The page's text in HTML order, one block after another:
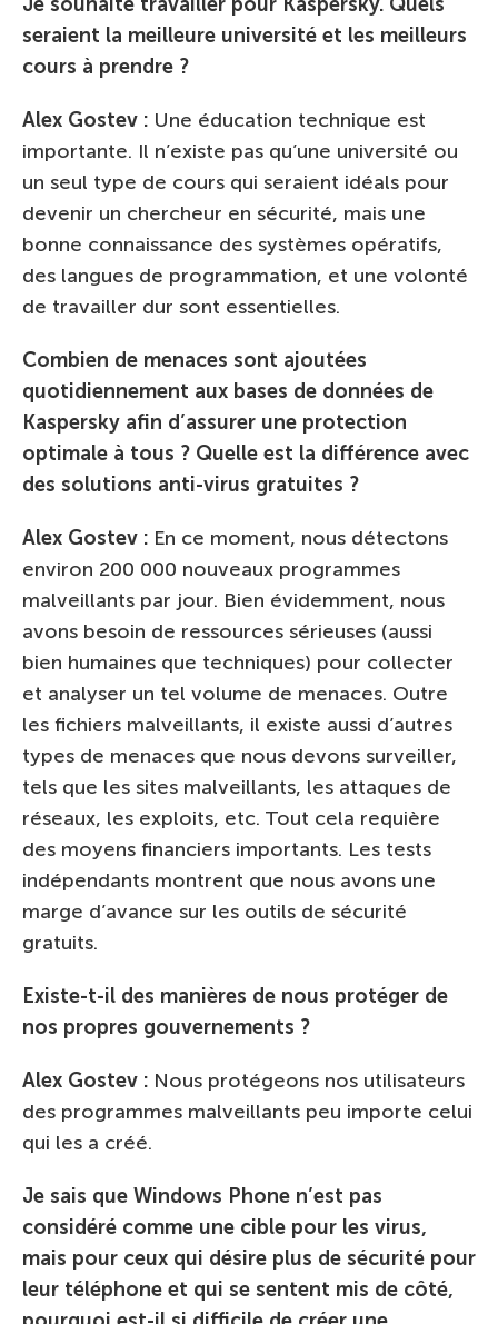
seraient la meilleure université et les meilleurs
cours à prendre ?
Alex Gostev : Une éducation technique est
importante. Il n’existe pas qu’une université ou
un seul type de cours qui seraient idéals pour
devenir un chercheur en sécurité, mais une
bonne connaissance des systèmes opératifs,
des langues de programmation, et une volonté
de travailler dur sont essentielles.
Combien de menaces sont ajoutées
quotidiennement aux bases de données de
Kaspersky afin d’assurer une protection
optimale à tous ? Quelle est la différence avec
des solutions anti-virus gratuites ?
Alex Gostev : En ce moment, nous détectons
environ 200 000 nouveaux programmes
malveillants par jour. Bien évidemment, nous
avons besoin de ressources sérieuses (aussi
bien humaines que techniques) pour collecter
et analyser un tel volume de menaces. Outre
les fichiers malveillants, il existe aussi d’autres
types de menaces que nous devons surveiller,
tels que les sites malveillants, les attaques de
réseaux, les exploits, etc. Tout cela requière
des moyens financiers importants. Les tests
indépendants montrent que nous avons une
marge d’avance sur les outils de sécurité
gratuits.
Existe-t-il des manières de nous protéger de
nos propres gouvernements ?
Alex Gostev : Nous protégeons nos utilisateurs
des programmes malveillants peu importe celui
qui les a créé.
Je sais que Windows Phone n’est pas
considéré comme une cible pour les virus,
mais pour ceux qui désire plus de sécurité pour
leur téléphone et qui se sentent mis de côté,